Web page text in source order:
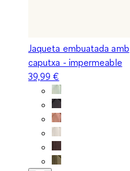
Jaqueta embuatada amb
caputxa - impermeable
39,99 €